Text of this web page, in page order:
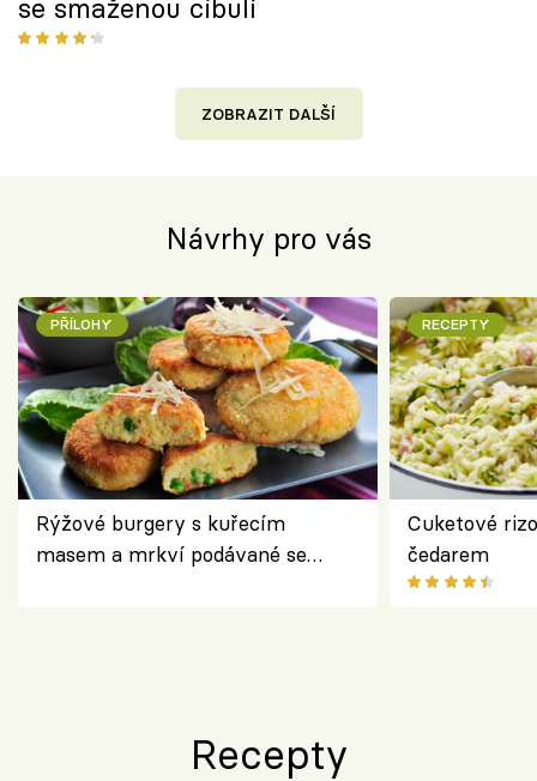
se smaženou cibulí
ZOBRAZIT DALŠÍ
Návrhy pro vás
PŘÍLOHY
Rýžové burgery s kuřecím
masem a mrkví podávané se
RECEPTY
Cuketové
čedarem
Recepty